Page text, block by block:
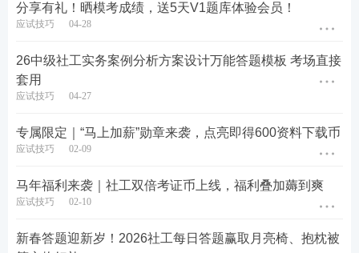
分享有礼！晒模考成绩，送5天V1题库体验会员！
应试技巧 04-28
26中级社工实务案例分析方案设计万能答题模板 考场直接
套用
应试技巧 04-27
专属限定｜“马上加薪”勋章来袭，点亮即得600资料下载币
应试技巧 02-09
马年福利来袭｜社工双倍考证币上线，福利叠加薅到爽
应试技巧 02-10
新春答题迎新岁！2026社工每日答题赢取月亮椅、抱枕被